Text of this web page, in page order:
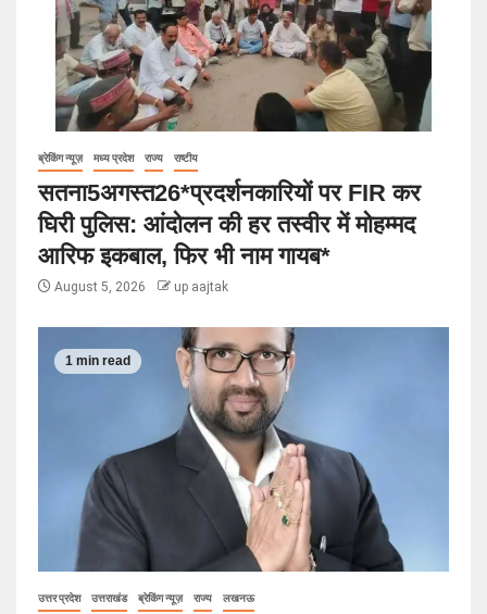
ब्रेकिंग न्यूज़ मध्य प्रदेश राज्य राष्टीय
सतना5अगस्त26*प्रदर्शनकारियों पर FIR कर
घिरी पुलिस: आंदोलन की हर तस्वीर में मोहम्मद
आरिफ इकबाल, फिर भी नाम गायब*
August 5, 2026 up aajtak
1 min read
उत्तर प्रदेश उत्तराखंड ब्रेकिंग न्यूज़ राज्य लखनऊ